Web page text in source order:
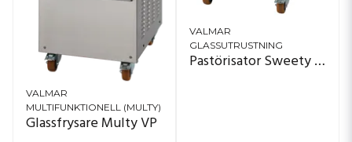
VALMAR
MULTIFUNKTIONELL (MULTY)
Glassfrysare Multy VP
VALMAR
GLASSUTRUSTNING
Pastörisator Sweety TTi